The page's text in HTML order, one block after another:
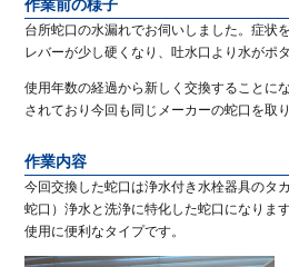
作業前の様子
台所蛇口の水漏れでお伺いしました。症状
レバーが少し硬くなり、吐水口より水がポ
使用年数の経過から新しく交換することに
されており今回も同じメーカーの蛇口を取
作業内容
今回交換した蛇口は浄水付き水栓器具のタ
蛇口）浄水と洗浄に特化した蛇口になりま
使用に便利なタイプです。